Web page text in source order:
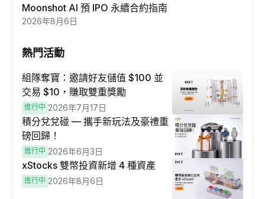
Moonshot AI 預 IPO 永續合約指南
2026年8月6日
熱門活動
組隊奪寶：邀請好友儲值 $100 並
交易 $10，賺取雙重獎勵
進行中 2026年7月17日
積分兌兌碰 — 攜手新玩法及豪禮重
磅回歸！
進行中 2026年6月3日
xStocks 雙幣投資新增 4 種資產
進行中 2026年8月6日